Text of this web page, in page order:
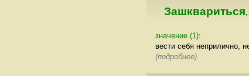
Зашквариться,
значение (1):
вести себя неприлично,
(подробнее)